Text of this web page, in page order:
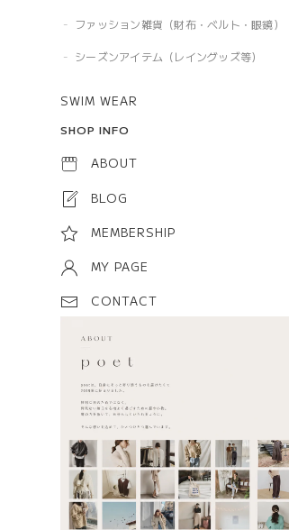
ファッション雑貨（財布・ベルト・眼鏡）
シーズンアイテム（レイングッズ等）
SWIM WEAR
SHOP INFO
ABOUT
BLOG
MEMBERSHIP
MY PAGE
CONTACT